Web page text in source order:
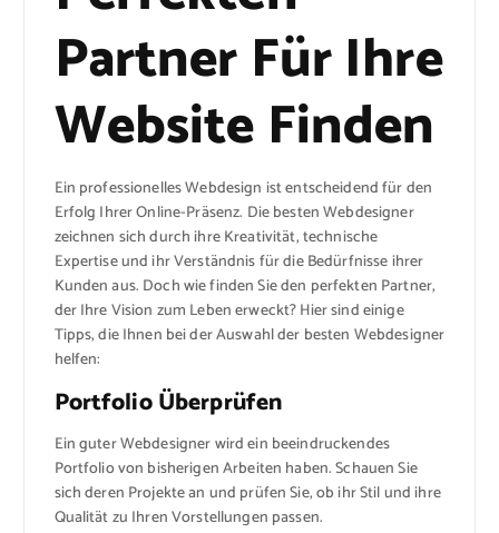
Partner Für Ihre
Website Finden
Ein professionelles Webdesign ist entscheidend für den
Erfolg Ihrer Online-Präsenz. Die besten Webdesigner
zeichnen sich durch ihre Kreativität, technische
Expertise und ihr Verständnis für die Bedürfnisse ihrer
Kunden aus. Doch wie finden Sie den perfekten Partner,
der Ihre Vision zum Leben erweckt? Hier sind einige
Tipps, die Ihnen bei der Auswahl der besten Webdesigner
helfen:
Portfolio Überprüfen
Ein guter Webdesigner wird ein beeindruckendes
Portfolio von bisherigen Arbeiten haben. Schauen Sie
sich deren Projekte an und prüfen Sie, ob ihr Stil und ihre
Qualität zu Ihren Vorstellungen passen.